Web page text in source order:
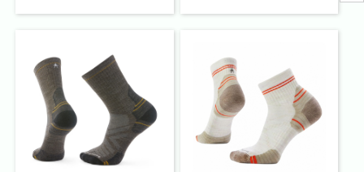
水上配件
其他
挖寶區